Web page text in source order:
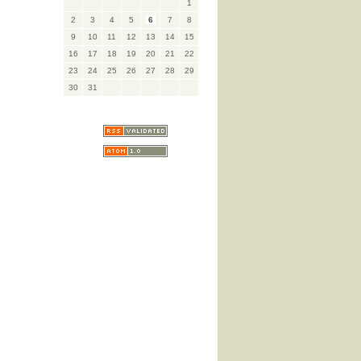
1
2
3 4 5 6 7
8
9
10 11 12 13 14
15
16
17 18 19 20 21
22
23
24 25 26 27 28
29
30
31